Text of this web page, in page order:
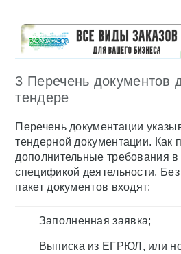
3 Перечень документов
тендере
Перечень документации
тендерной документации. Как
дополнительные требования в
спецификой деятельности. Без
пакет документов входят:
Заполненная заявка;
Выписка из ЕГРЮЛ, или